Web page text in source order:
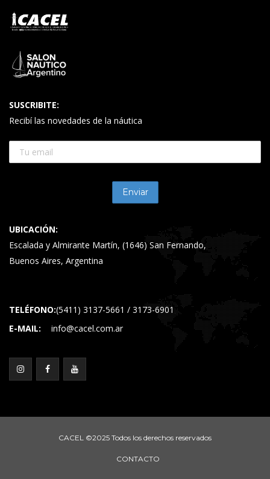
SUSCRIBITE:
Recibí las novedades de la náutica
UBICACIÓN:
Escalada y Almirante Martín, (1646) San Fernando,
Buenos Aires, Argentina
TELÉFONO:(5411) 3137-5661 / 3173-6901
E-MAIL:
info@cacel.com.ar
CACEL ©2025 Todos los derechos reservados
CONTACTO